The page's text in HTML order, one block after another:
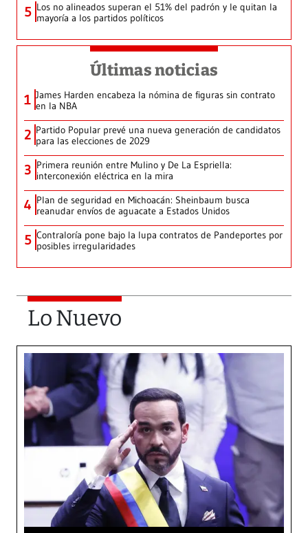
5 Los no alineados superan el 51% del padrón y le quitan la
mayoría a los partidos políticos
Últimas noticias
1 James Harden encabeza la nómina de figuras sin contrato
en la NBA
2 Partido Popular prevé una nueva generación de candidatos
para las elecciones de 2029
3 Primera reunión entre Mulino y De La Espriella:
interconexión eléctrica en la mira
4 Plan de seguridad en Michoacán: Sheinbaum busca
reanudar envíos de aguacate a Estados Unidos
5 Contraloría pone bajo la lupa contratos de Pandeportes por
posibles irregularidades
Lo Nuevo